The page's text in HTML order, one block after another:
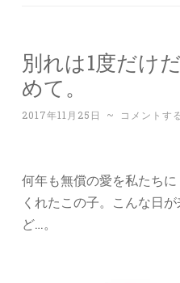
別れは1度だけ
めて。
2017年11月25日 ~ コメントす
何年も無償の愛を私たち
くれたこの子。こんな日
ど…。